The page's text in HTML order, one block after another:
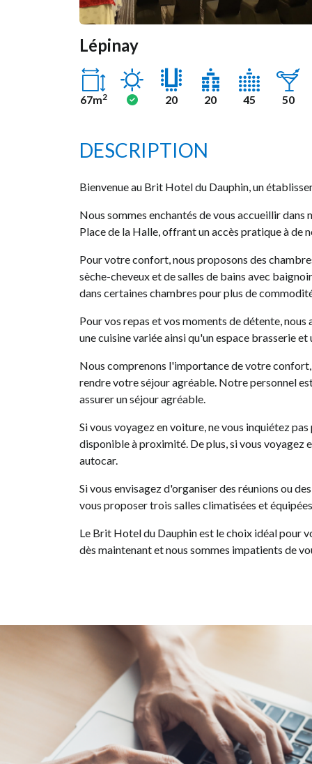
Lépinay
67m2
Ensoleillé
Oui
20
20 45 50
DESCRIPTION
Bienvenue au Brit Hotel du Dauphin, un
Nous sommes enchantés de vous accueillir dans
Place de la Halle, offrant un accès pratique à
Pour votre confort, nous proposons des
sèche-cheveux et de salles de bains avec
dans certaines chambres pour plus de
Pour vos repas et vos moments de détente,
une cuisine variée ainsi qu'un espace brasserie
Nous comprenons l'importance de votre
rendre votre séjour agréable. Notre personnel
assurer un séjour agréable.
Si vous voyagez en voiture, ne vous inquiétez
disponible à proximité. De plus, si vous voyagez
autocar.
Si vous envisagez d'organiser des réunions ou des
vous proposer trois salles climatisées et
Le Brit Hotel du Dauphin est le choix idéal pour
dès maintenant et nous sommes impatients de